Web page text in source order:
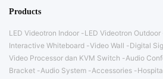
Products
LED Videotron Indoor LED Videotron Outdoor
Interactive Whiteboard Video Wall Digital
Video Processor dan KVM Switch
Audio
Bracket Audio System Accessories